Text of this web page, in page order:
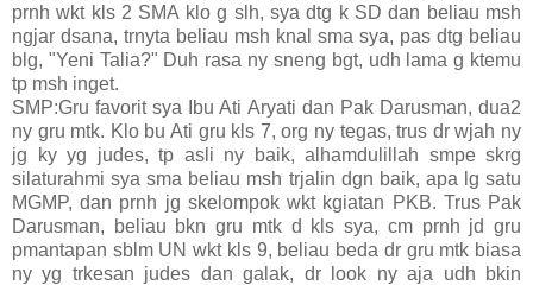
prnh wkt kls 2 SMA klo g slh, sya dtg k SD dan beliau msh
ngjar dsana, trnyta beliau msh knal sma sya, pas dtg beliau
blg, "Yeni Talia?" Duh rasa ny sneng bgt, udh lama g ktemu
tp msh inget.
SMP:Gru favorit sya Ibu Ati Aryati dan Pak Darusman, dua2
ny gru mtk. Klo bu Ati gru kls 7, org ny tegas, trus dr wjah ny
jg ky yg judes, tp asli ny baik, alhamdulillah smpe skrg
silaturahmi sya sma beliau msh trjalin dgn baik, apa lg satu
MGMP, dan prnh jg skelompok wkt kgiatan PKB. Trus Pak
Darusman, beliau bkn gru mtk d kls sya, cm prnh jd gru
pmantapan sblm UN wkt kls 9, beliau beda dr gru mtk biasa
ny yg trkesan judes dan galak, dr look ny aja udh bkin